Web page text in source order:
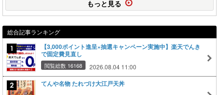
もっと見る
総合記事ランキング
【3,000ポイント進呈×抽選キャンペーン実施中】楽天でんき
で固定費見直し
閲覧総数 16168 2026.08.04 11:00
てんや名物 たれづけ大江戸天丼